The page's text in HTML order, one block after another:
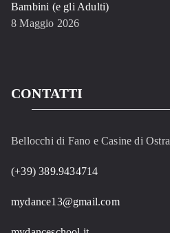
Bambini (e gli Adulti)
8 Maggio 2026
CONTATTI
Bellocchi di Fano e Casine di Ostra
(+39) 389.9434714
mydance13@gmail.com